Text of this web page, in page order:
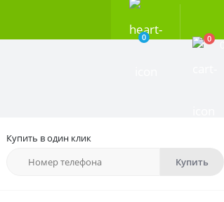
0 0
Купить в один клик
Купить